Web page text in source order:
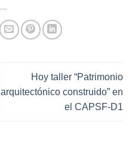
Hoy taller “Patrimonio
arquitectónico construido” en
el CAPSF-D1